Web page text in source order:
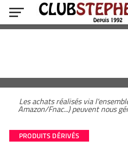
Les achats réalisés via
Amazon/Fnac...) peuvent nous
PRODUITS DÉRIVÉS